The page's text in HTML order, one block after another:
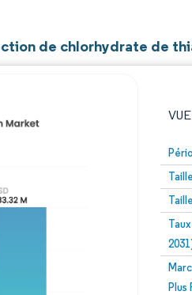
de chlorhydrate de
Plus
Mordor Intelligence. La réutilisation nécessite